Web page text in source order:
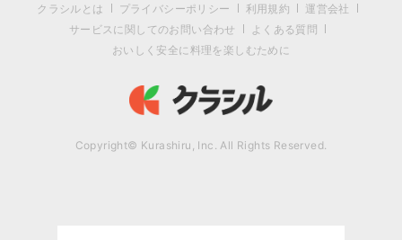
クラシルとは プライバシーポリシー 利用規約
運営会社
サービスに関してのお問い合わせ
よくある質問
おいしく安全に料理を楽しむために
Copyright© Kurashiru, Inc. All Rights Reserved.